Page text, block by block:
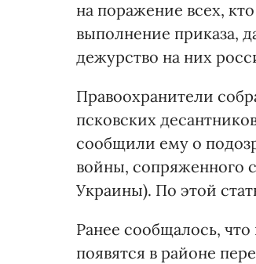
на поражение всех,
выполнение приказа,
дежурство на них
Правоохранители
псковских
сообщили ему о
войны, сопряженного
Украины). По этой
Ранее сообщалось,
появятся в районе